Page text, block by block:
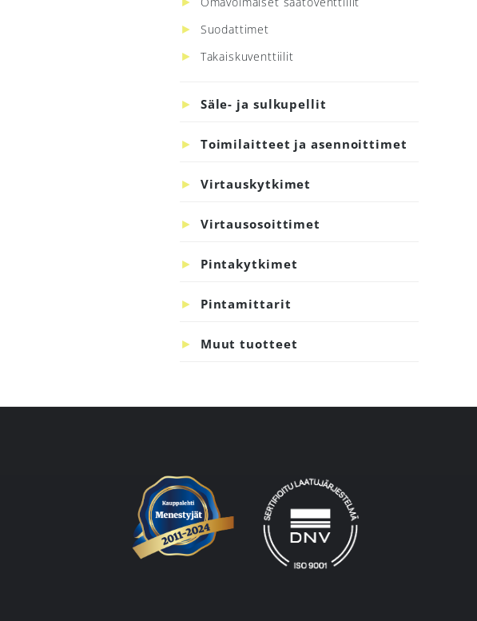
Suodattimet
Takaiskuventtiilit
Säle- ja sulkupellit
Toimilaitteet ja asennoittimet
Virtauskytkimet
Virtausosoittimet
Pintakytkimet
Pintamittarit
Muut tuotteet